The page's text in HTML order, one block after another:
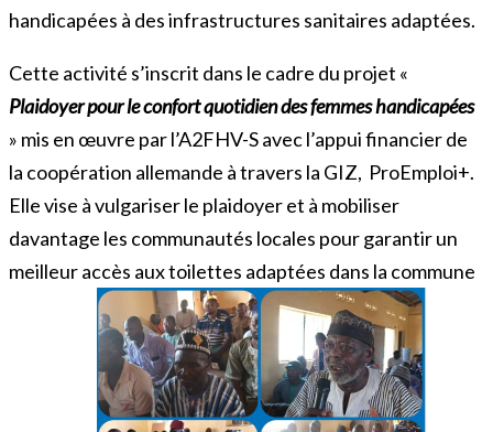
handicapées à des infrastructures sanitaires adaptées.
Cette activité s’inscrit dans le cadre du projet «
Plaidoyer pour le confort quotidien des femmes handicapées
» mis en œuvre par l’A2FHV-S avec l’appui financier de
la coopération allemande à travers la GIZ, ProEmploi+.
Elle vise à vulgariser le plaidoyer et à mobiliser
davantage les communautés locales pour garantir un
meilleur accès aux toilettes adaptées dans la commune